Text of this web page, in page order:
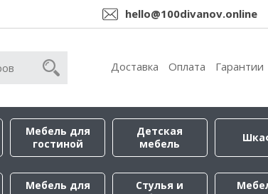
hello@100divanov.online
Доставка Оплата Гарантии
Мебель для
гостиной
Детская
мебель
Мебель для
Стулья и